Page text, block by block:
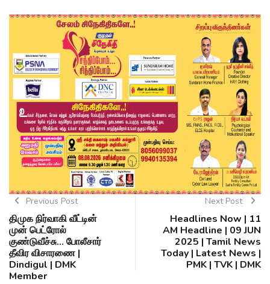
Previous Post
திமுக நிர்வாகி வீட்டின்
முன் பெட்ரோல்
குண்டுவீச்சு... போலீசார்
தீவிர விசாரணை |
Dindigul | DMK
Member
Next Post
Headlines Now | 11
AM Headline | 09 JUN
2025 | Tamil News
Today | Latest News |
PMK | TVK | DMK